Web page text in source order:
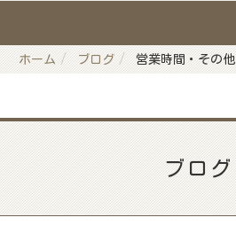
ホーム ブログ 営業時間・その他
ブログ